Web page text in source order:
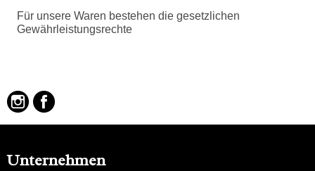
Tragweise:
Tragegriff
passend für und DIN A4 Dokumente und Ordner
Für unsere Waren bestehen die gesetzlichen
Gewährleistungsrechte
Unternehmen